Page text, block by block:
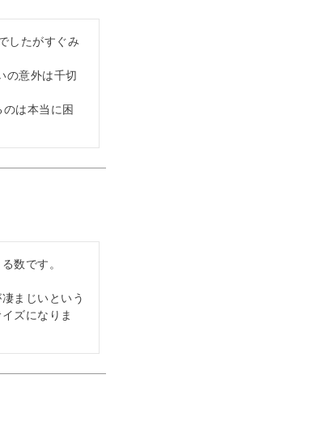
したがすぐみ
の意外は千切
は本当に困
数です。
まじいという
ズになりま